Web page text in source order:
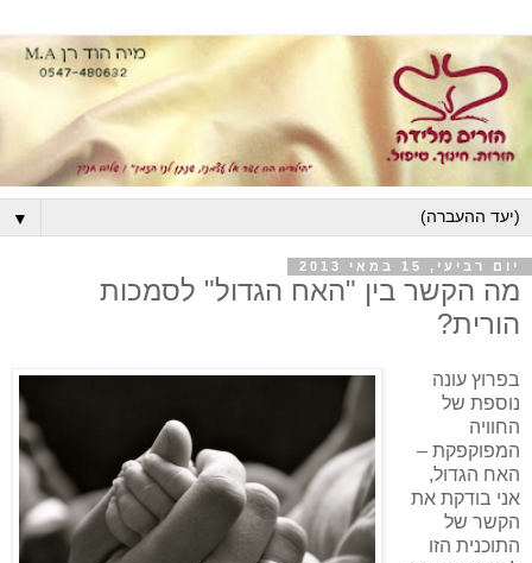
▼
יום רביעי, 15 במאי 2013
מה הקשר בין "האח הגדול" לסמכות
הורית?
בפרוץ עונה
נוספת של
החוויה
המפוקפקת –
האח הגדול,
אני בודקת את
הקשר של
התוכנית הזו